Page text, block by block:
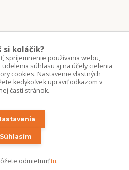
sběr cookies.
Eshop-rychlo.sk
si koláčik?
spríjemnenie používania webu,
udelenia súhlasu aj na účely cielenia
cookies. Nastavenie vlastných
kedykoľvek upraviť odkazom v
časti stránok.
Súhlasím
odmietnuťtu.